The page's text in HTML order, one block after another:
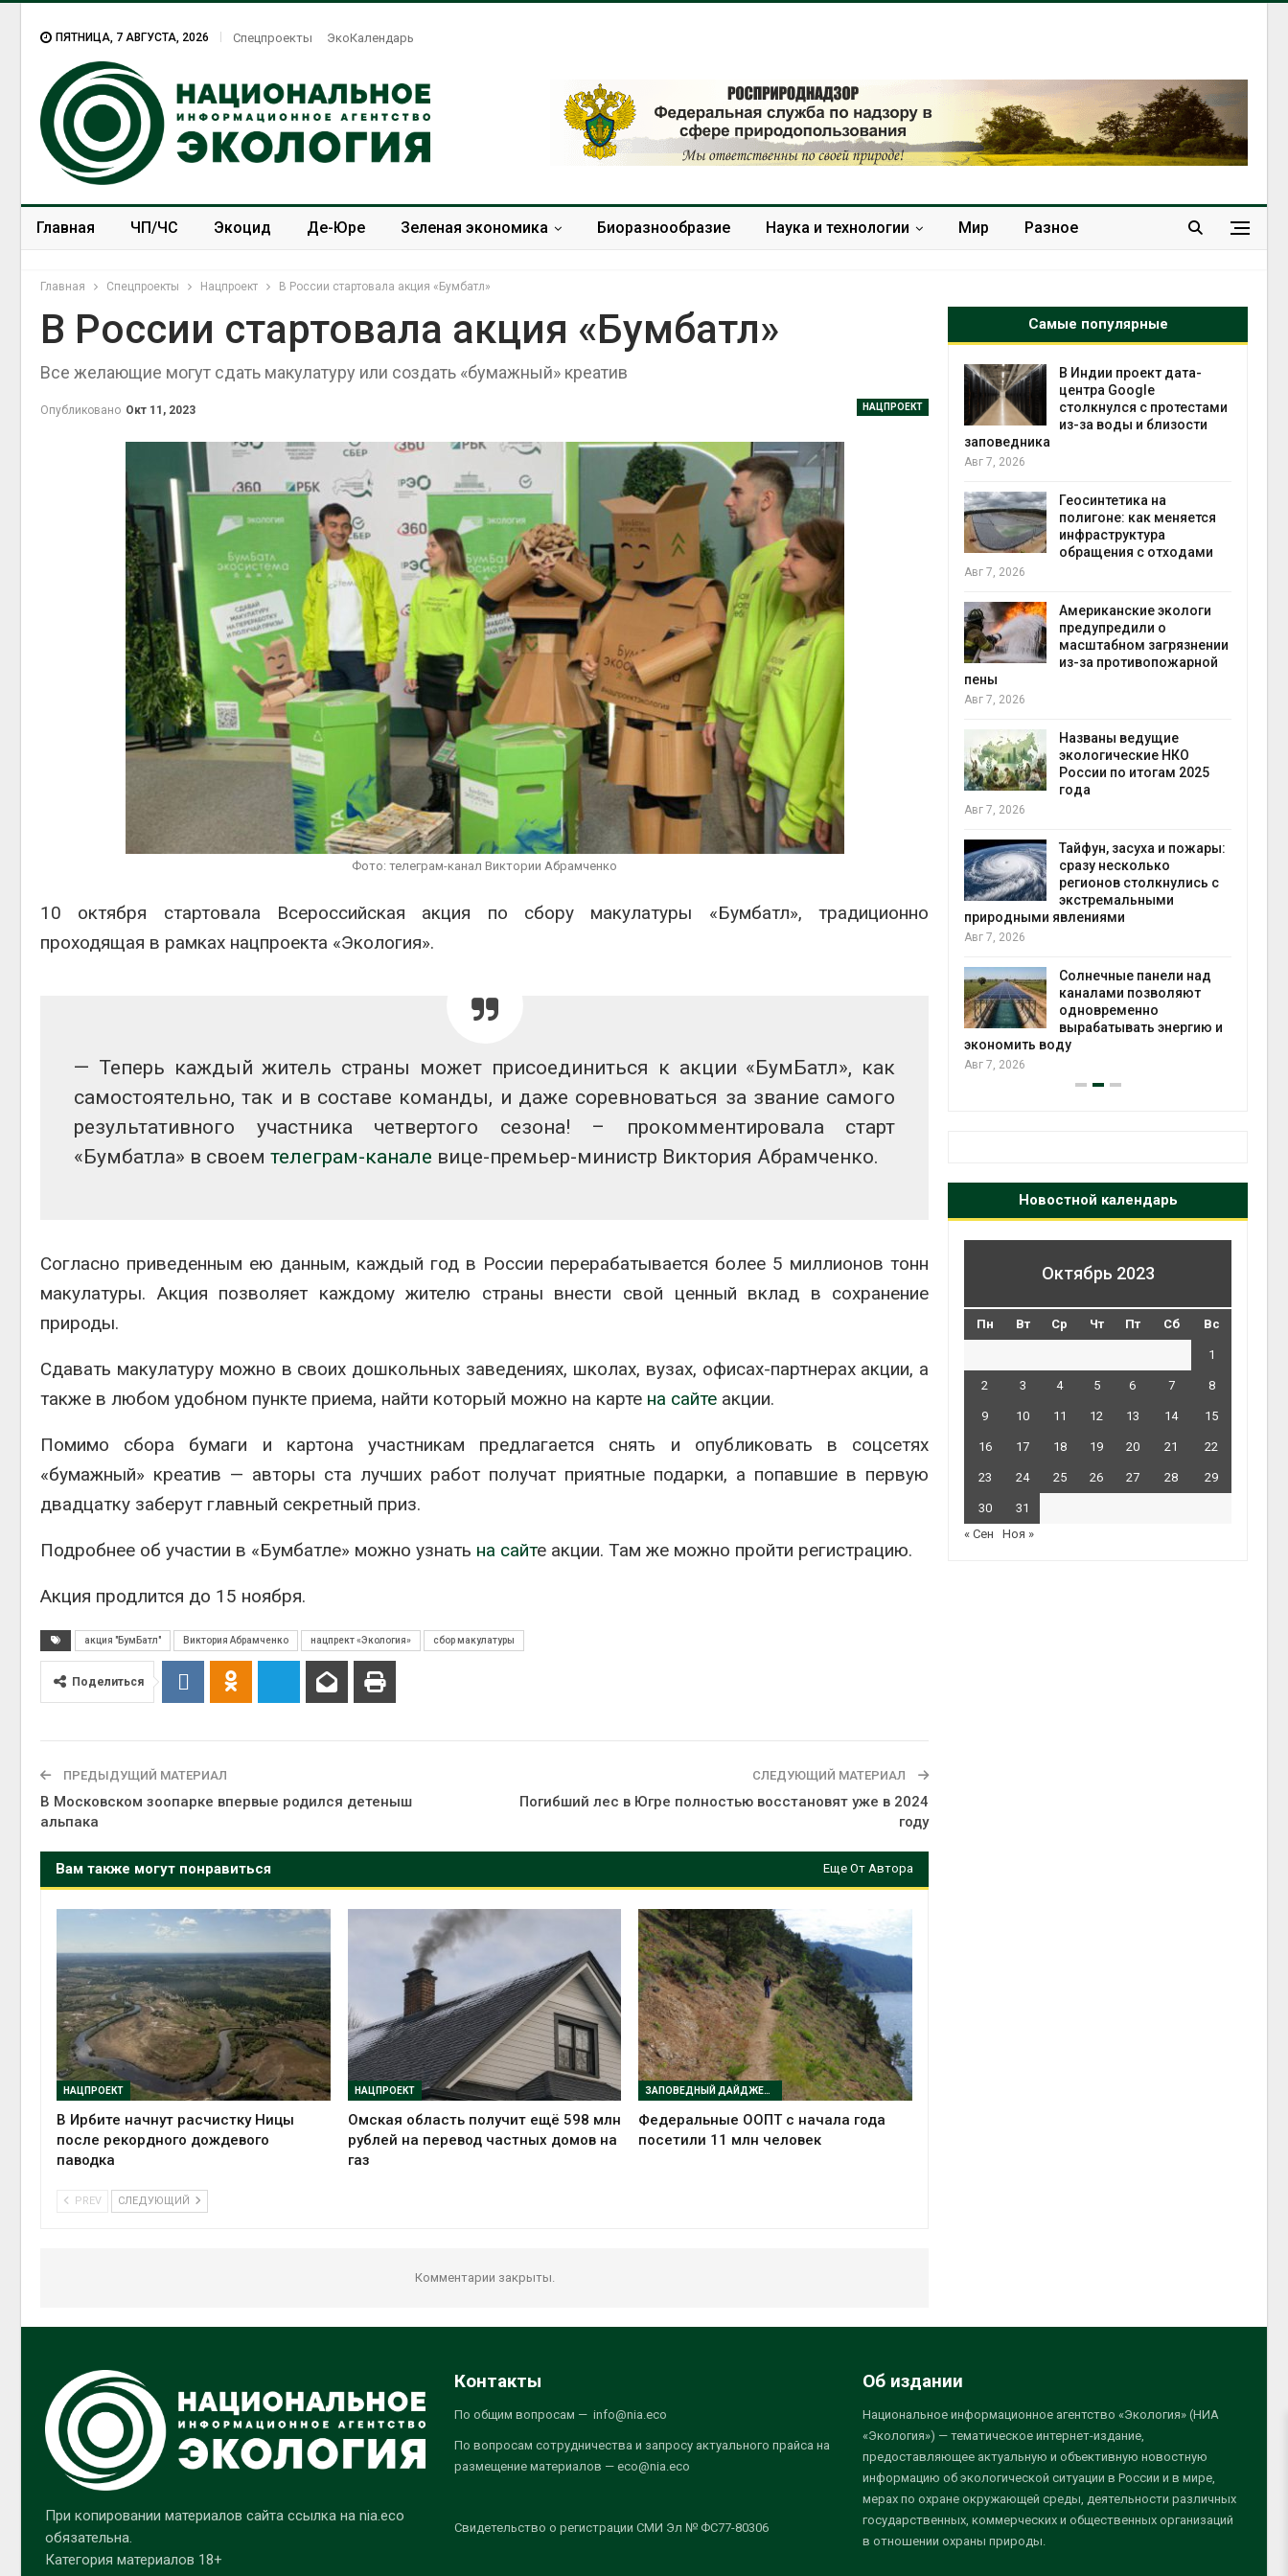
ПЯТНИЦА, 7 АВГУСТА, 2026 Спецпроекты ЭкоКалендарь
Главная ЧП/ЧС Экоцид Де-Юре Зеленая экономика Биоразнообразие Наука и технологии Мир Разное
Главная Спецпроекты Нацпроект В России стартовала акция «Бумбатл»
В России стартовала акция «Бумбатл»
Все желающие могут сдать макулатуру или создать «бумажный» креатив
НАЦПРОЕКТ
Опубликовано Окт 11, 2023
Фото: телеграм-канал Виктории Абрамченко
10 октября стартовала Всероссийская акция по сбору макулатуры «Бумбатл», традиционно
проходящая в рамках нацпроекта «Экология».
— Теперь каждый житель страны может присоединиться к акции «БумБатл», как
самостоятельно, так и в составе команды, и даже соревноваться за звание самого
результативного участника четвертого сезона! – прокомментировала старт
«Бумбатла» в своем телеграм-канале вице-премьер-министр Виктория Абрамченко.
Согласно приведенным ею данным, каждый год в России перерабатывается более 5 миллионов тонн
макулатуры. Акция позволяет каждому жителю страны внести свой ценный вклад в сохранение
природы.
Сдавать макулатуру можно в своих дошкольных заведениях, школах, вузах, офисах-партнерах акции, а
также в любом удобном пункте приема, найти который можно на карте на сайте акции.
Помимо сбора бумаги и картона участникам предлагается снять и опубликовать в соцсетях
«бумажный» креатив — авторы ста лучших работ получат приятные подарки, а попавшие в первую
двадцатку заберут главный секретный приз.
Подробнее об участии в «Бумбатле» можно узнать на сайте акции. Там же можно пройти регистрацию.
Акция продлится до 15 ноября.
акция "БумБатл" Виктория Абрамченко нацпрект «Экология» сбор макулатуры
Поделиться
ПРЕДЫДУЩИЙ МАТЕРИАЛ
В Московском зоопарке впервые родился детеныш
альпака
СЛЕДУЮЩИЙ МАТЕРИАЛ
Погибший лес в Югре полностью восстановят уже в 2024
году
Вам также могут понравиться Еще От Автора
НАЦПРОЕКТ
В Ирбите начнут расчистку Ницы
после рекордного дождевого
паводка
НАЦПРОЕКТ
Омская область получит ещё 598 млн
рублей на перевод частных домов на
газ
ЗАПОВЕДНЫЙ ДАЙДЖЕСТ
Федеральные ООПТ с начала года
посетили 11 млн человек
PREV СЛЕДУЮЩИЙ
Комментарии закрыты.
Самые популярные
Дождевая вода с крыш
потребовало ускорить
строительство мусорных
объектов и уборку
контейнерных площадок
Авг 7, 2026
Панамский канал вновь
ограничивает загрузку
судов из-за дефицита
пресной воды
Авг 6, 2026
В китайской провинции
Шэньси из-за паводков
эвакуировали более 140
тыс. человек
Авг 6, 2026
МЕГА и ВкусВилл
установили
экообменники для сбора
вторсырья
Учёные предложили
энергетики из-за роста
Авг 7, 2026
Приток воды в
водохранилища Волги и
Камы в августе может
превысить норму почти в
полтора раза
Авг 7, 2026
Евросоюз потребовал
увеличить вложения в
защиту природы на фоне
роста ущерба от пожаров
Авг 7, 2026
Дом из старых шин
может обходиться без
кондиционера и почти
без отопления
Авг 7, 2026
Камчатские северные
олени набирают вес
Ozon запустит сбор
В Индии проект дата-
центра Google
столкнулся с протестами
из-за воды и близости
заповедника
Авг 7, 2026
Геосинтетика на
полигоне: как меняется
инфраструктура
обращения с отходами
Авг 7, 2026
Американские экологи
предупредили о
масштабном загрязнении
из-за противопожарной
пены
Авг 7, 2026
Названы ведущие
экологические НКО
России по итогам 2025
года
Авг 7, 2026
Тайфун, засуха и пожары:
сразу несколько
регионов столкнулись с
экстремальными
природными явлениями
Авг 7, 2026
Солнечные панели над
каналами позволяют
одновременно
вырабатывать энергию и
экономить воду
Авг 7, 2026
Новостной календарь
Октябрь 2023
Пн Вт Ср Чт Пт Сб Вс
1
2 3 4 5 6 7 8
9 10 11 12 13 14 15
16 17 18 19 20 21 22
23 24 25 26 27 28 29
30
31
« Сен
Ноя »
При копировании материалов сайта ссылка на nia.eco
обязательна.
Категория материалов 18+
Контакты
По общим вопросам — info@nia.eco
По вопросам сотрудничества и запросу актуального прайса на
размещение материалов — eco@nia.eco
Свидетельство о регистрации СМИ Эл № ФС77-80306
Об издании
Национальное информационное агентство «Экология» (НИА
«Экология») — тематическое интернет-издание,
предоставляющее актуальную и объективную новостную
информацию об экологической ситуации в России и в мире,
мерах по охране окружающей среды, деятельности различных
государственных, коммерческих и общественных организаций
в отношении охраны природы.